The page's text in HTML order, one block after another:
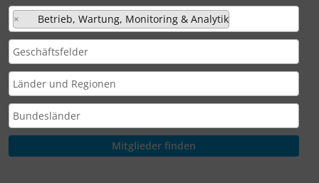
× Betrieb, Wartung, Monitoring & Analytik